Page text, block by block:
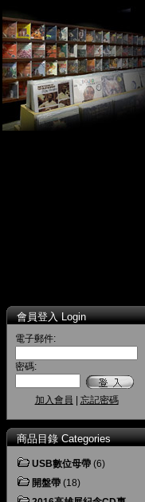
會員登入 Login
電子郵件:
密碼:
加入會員 忘記密碼
商品目錄 Categories
USB數位母帶 (6)
開盤帶 (18)